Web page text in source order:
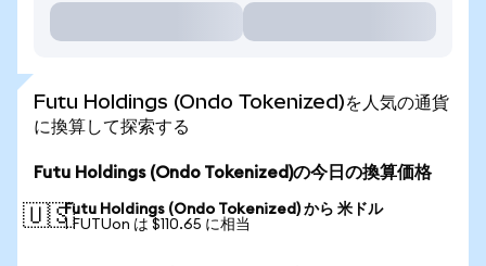
Futu Holdings (Ondo Tokenized)を人気の通貨
に換算して探索する
Futu Holdings (Ondo Tokenized)の今日の換算価格
🇺🇸Futu Holdings (Ondo Tokenized) から 米ドル
1 FUTUon は $110.65 に相当